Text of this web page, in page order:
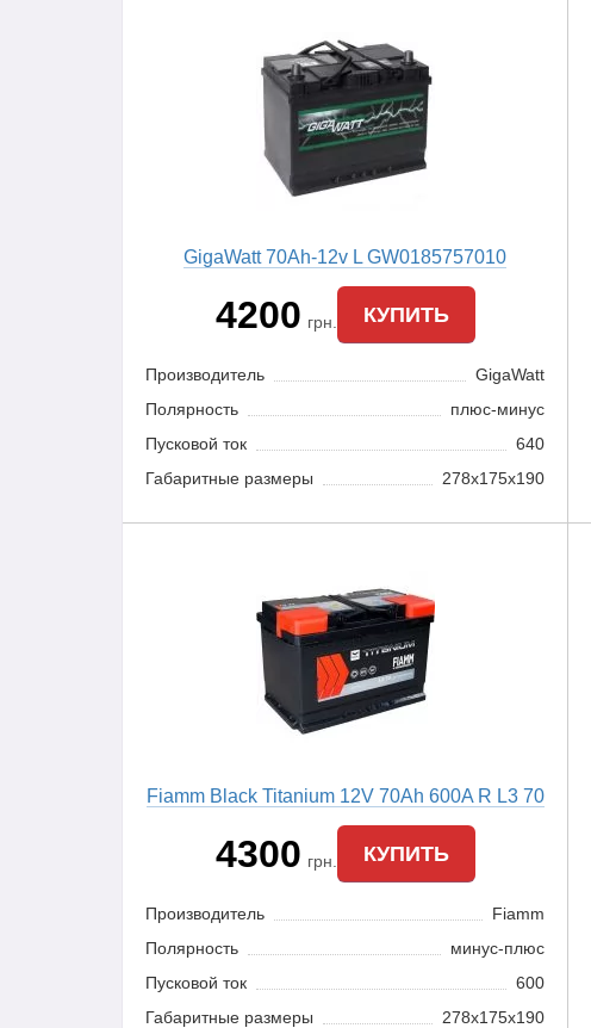
GigaWatt 70Ah-12v L GW0185757010
4200 грн. КУПИТЬ
Производитель
GigaWatt
Полярность
плюс-минус
Пусковой ток
640
Габаритные размеры
278x175x190
Fiamm Black Titanium 12V 70Ah 600A R L3 70
4300 грн. КУПИТЬ
Производитель
Fiamm
Полярность
минус-плюс
Пусковой ток
600
Габаритные размеры
278x175x190